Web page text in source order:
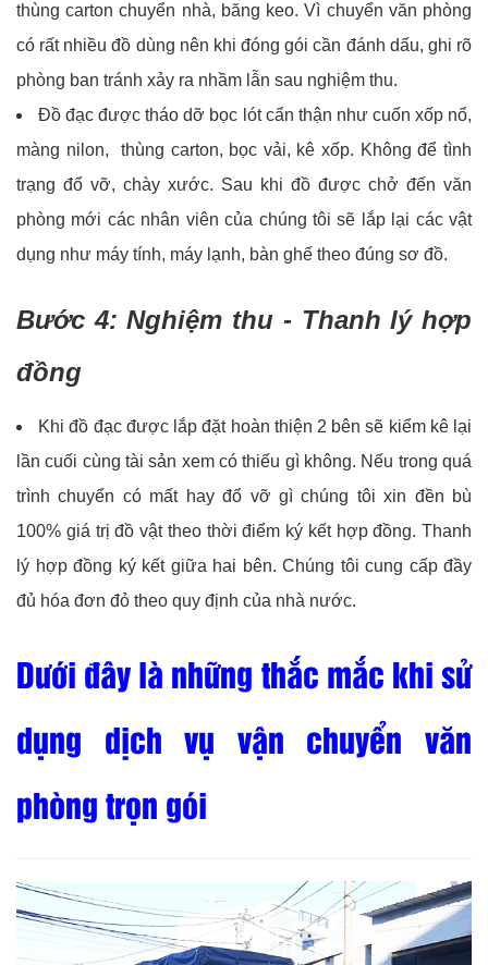
thùng carton chuyển nhà, băng keo. Vì chuyển văn phòng
có rất nhiều đồ dùng nên khi đóng gói cần đánh dấu, ghi rõ
phòng ban tránh xảy ra nhầm lẫn sau nghiệm thu.
Đồ đạc được tháo dỡ bọc lót cẩn thận như cuốn xốp nổ,
màng nilon, thùng carton, bọc vải, kê xốp. Không để tình
trạng đổ vỡ, chày xước. Sau khi đồ được chở đến văn
phòng mới các nhân viên của chúng tôi sẽ lắp lại các vật
dụng như máy tính, máy lạnh, bàn ghế theo đúng sơ đồ.
Bước 4: Nghiệm thu - Thanh lý hợp
đồng
Khi đồ đạc được lắp đặt hoàn thiện 2 bên sẽ kiểm kê lại
lần cuối cùng tài sản xem có thiếu gì không. Nếu trong quá
trình chuyển có mất hay đổ vỡ gì chúng tôi xin đền bù
100% giá trị đồ vật theo thời điểm ký kết hợp đồng. Thanh
lý hợp đồng ký kết giữa hai bên. Chúng tôi cung cấp đầy
đủ hóa đơn đỏ theo quy định của nhà nước.
Dưới đây là những thắc mắc khi sử
dụng dịch vụ vận chuyển văn
phòng trọn gói